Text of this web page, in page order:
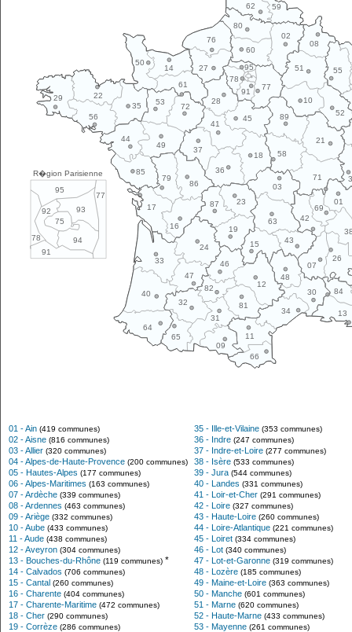
R�gion Parisienne
77
78
91
95
93
75
94
92
10
11
12
13
14
15
16
17
18
19
21
22
23
24
26
27
28
29
30
31
32
33
34
35
36
37
40
41
42
43
44
45
46
47
48
49
50
51
52
53
55
56
58
59
60
61
62
63
64
65
66
69
01
02
03
07
08
09
71
72
76
77
78
79
80
81
82 84
85
86
87
89
91
95
01 - Ain (419 communes)
02 - Aisne (816 communes)
03 - Allier (320 communes)
04 - Alpes-de-Haute-Provence (200 communes)
05 - Hautes-Alpes (177 communes)
06 - Alpes-Maritimes (163 communes)
07 - Ardèche (339 communes)
08 - Ardennes (463 communes)
09 - Ariège (332 communes)
10 - Aube (433 communes)
11 - Aude (438 communes)
12 - Aveyron (304 communes)
13 - Bouches-du-Rhône (119 communes) *
14 - Calvados (706 communes)
15 - Cantal (260 communes)
16 - Charente (404 communes)
17 - Charente-Maritime (472 communes)
18 - Cher (290 communes)
19 - Corrèze (286 communes)
35 - Ille-et-Vilaine (353 communes)
36 - Indre (247 communes)
37 - Indre-et-Loire (277 communes)
38 - Isère (533 communes)
39 - Jura (544 communes)
40 - Landes (331 communes)
41 - Loir-et-Cher (291 communes)
42 - Loire (327 communes)
43 - Haute-Loire (260 communes)
44 - Loire-Atlantique (221 communes)
45 - Loiret (334 communes)
46 - Lot (340 communes)
47 - Lot-et-Garonne (319 communes)
48 - Lozère (185 communes)
49 - Maine-et-Loire (363 communes)
50 - Manche (601 communes)
51 - Marne (620 communes)
52 - Haute-Marne (433 communes)
53 - Mayenne (261 communes)